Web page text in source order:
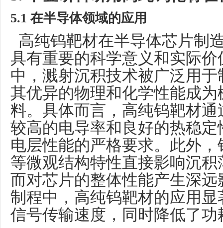
5.1 在半导体领域的应用
高纯钨靶材在半导体芯片制
具有重要的科学意义和实际
中，溅射沉积技术被广泛用
其优异的物理和化学性能成
料。具体而言，高纯钨靶材
较高的电导率和良好的热稳
电层性能的严格要求。此外
等微观结构特性直接影响沉
而对芯片的整体性能产生深
制程中，高纯钨靶材的应用
信号传输速度，同时降低了